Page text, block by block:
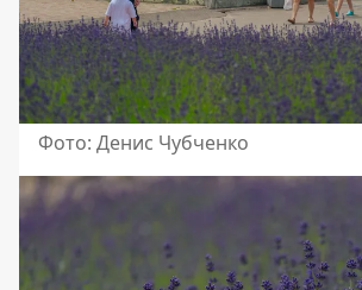
Фото: Денис Чубченко